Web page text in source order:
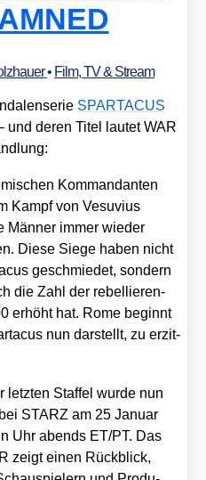
• Film, TV & Stream
SPARTACUS
und deren Titel lau­tet WAR
Kom­man­dan­ten
Kampf von Vesu­vi­us
Män­ner immer wie­der
Die­se Sie­ge haben nicht
geschmie­det, son­dern
die Zahl der rebel­lie­ren­
erhöht hat. Rome beginnt
nun dar­stellt, zu erzit­
letz­ten Staf­fel wur­de nun
STARZ am 25 Janu­ar
Uhr abends ET/​PT. Das
zeigt einen Rück­blick,